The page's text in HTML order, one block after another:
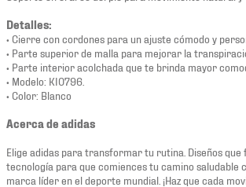
Detalles:
• Cierre con cordones para un ajuste cómodo y
• Parte superior de malla para mejorar la
• Parte interior acolchada que te brinda mayor
• Modelo: KI0796.
• Color: Blanco
Acerca de adidas
Elige adidas para transformar tu rutina. Diseños que
tecnología para que comiences tu camino saludable
marca líder en el deporte mundial. ¡Haz que cada